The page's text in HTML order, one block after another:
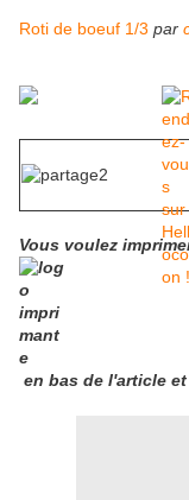
Roti de boeuf 1/3 par
Vous voulez
en bas de l'article